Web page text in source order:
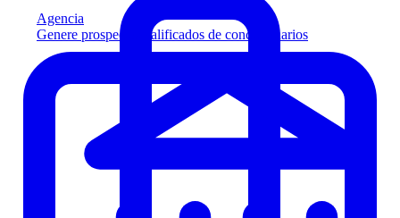
Agencia
Genere prospectos calificados de concesionarios